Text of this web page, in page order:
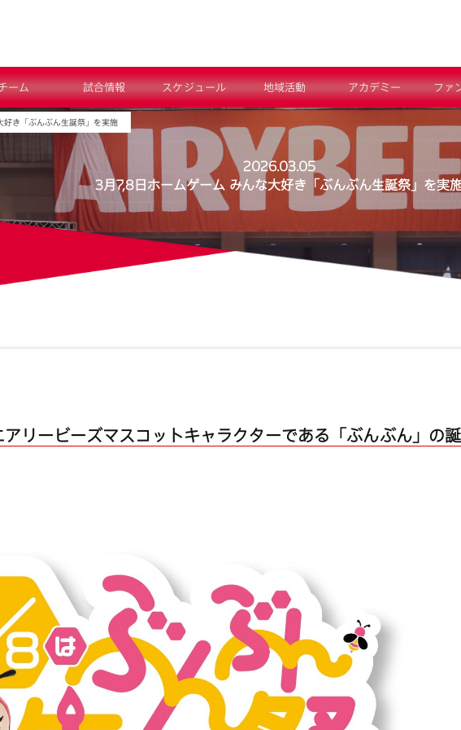
ーム 試合情報 スケジュール 地域活動 アカデミー ファ
き「ぶんぶん生誕祭」を実施
2026.03.05
3月7,8日ホームゲーム みんな大好き「ぶんぶん生誕祭」を実
リービーズマスコットキャラクターである「ぶんぶん」の